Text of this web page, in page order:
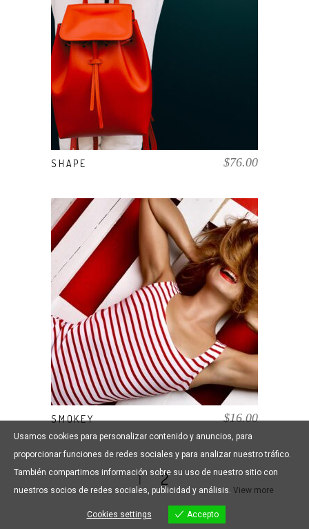
COMPRAR EL PRODUCTO
SHAPE $76.00
AÑADIR AL CARRITO
SMOKEY $16.00
1 2
Usamos cookies para personalizar contenido y anuncios, para
proporcionar funciones de redes sociales y para analizar nuestro tráfico.
También compartimos información sobre su uso de nuestro sitio con
nuestros socios de redes sociales, publicidad y análisis. View more
Cookies settings Accepto